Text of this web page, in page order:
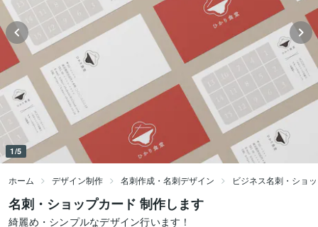
1/5
ホーム デザイン制作 名刺作成・名刺デザイン ビジネス名刺・ショ
名刺・ショップカード 制作します
綺麗め・シンプルなデザイン行います！